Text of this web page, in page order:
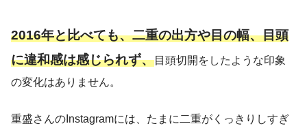
2016年と比べても、二重の出方や目の幅、目頭
に違和感は感じられず、目頭切開をしたような印象
の変化はありません。
重盛さんのInstagramには、たまに二重がくっきりしすぎ